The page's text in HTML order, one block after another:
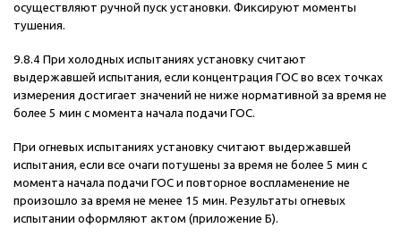
осуществляют ручной пуск установки. Фиксируют моменты
тушения.
9.8.4 При холодных испытаниях установку считают
выдержавшей испытания, если концентрация ГОС во всех точках
измерения достигает значений не ниже нормативной за время не
более 5 мин с момента начала подачи ГОС.
При огневых испытаниях установку считают выдержавшей
испытания, если все очаги потушены за время не более 5 мин с
момента начала подачи ГОС и повторное воспламенение не
произошло за время не менее 15 мин. Результаты огневых
испытании оформляют актом (приложение Б).